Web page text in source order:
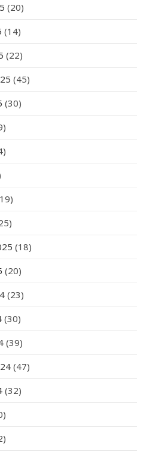
(20)
(14)
(22)
(45)
(30)
(18)
(20)
(23)
(30)
(39)
(47)
(32)